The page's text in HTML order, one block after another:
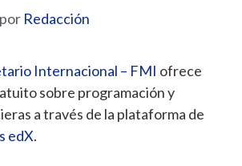
por Redacción
Internacional – FMI ofrece
sobre programación y
a través de la plataforma de
edX.